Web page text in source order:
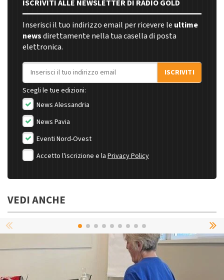
ISCRIVITI ALLE NEWSLETTER DI RADIO GOLD
Inserisci il tuo indirizzo email per ricevere le ultime
newsdirettamente nella tua casella di posta
elettronica.
Indirizzo email
ISCRIVITI
Scegli le tue edizioni:
News Alessandria
News Pavia
Eventi Nord-Ovest
Accetto l'iscrizione e la Privacy Policy
VEDI ANCHE